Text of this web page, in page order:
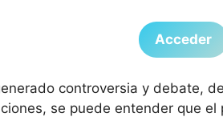
Acceder
controversia y debate,
se puede entender que